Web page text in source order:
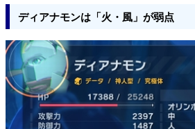
ディアナモンは「火・風」が弱点